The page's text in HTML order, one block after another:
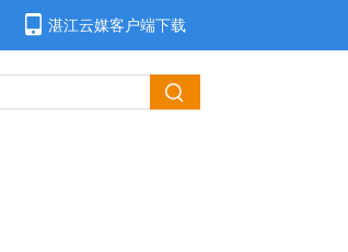
湛江云媒客户端下载